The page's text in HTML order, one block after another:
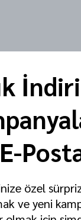
özel
ve yeni